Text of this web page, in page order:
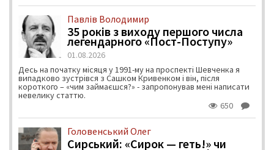
Павлів Володимир
35 років з виходу першого числа
легендарного «Пост-Поступу»
01.08.2026
Десь на початку місяця у 1991-му на проспекті Шевченка я
випадково зустрівся з Сашком Кривенком і він, після
короткого – «чим займаєшся?» - запропонував мені написати
невелику статтю.
650
Головенський Олег
Сирський: «Сирок — геть!» чи